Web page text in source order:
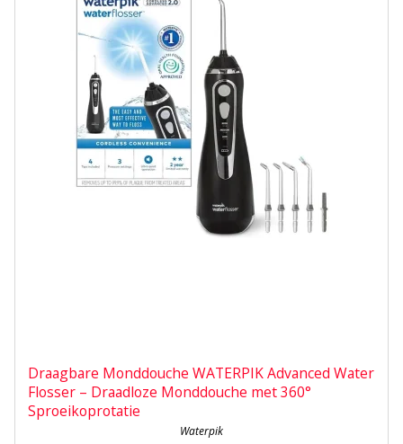
Draagbare Monddouche WATERPIK Advanced Water
Flosser – Draadloze Monddouche met 360°
Sproeikoprotatie
Waterpik